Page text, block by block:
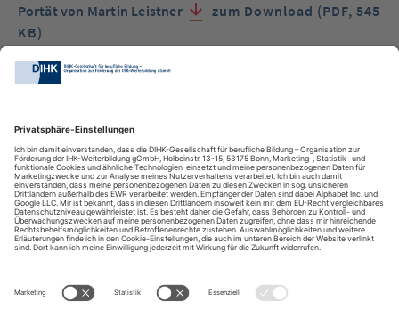
Portät von Martin Leistner
zum Download (PDF, 545
KB)
DIHK-Bildungs-gGmbH
Besuchen Sie auch: